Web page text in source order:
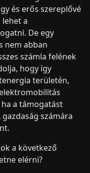
és erős szereplővé
lehet a
De egy
nem abban
számla felének
hogy így
területén,
a támogatást
számára
a következő
elérni?